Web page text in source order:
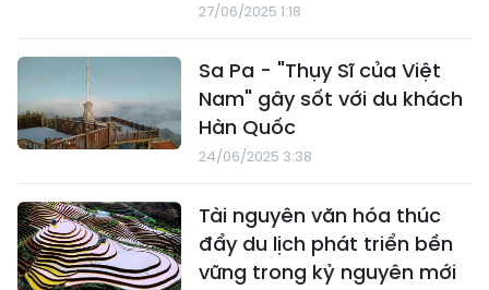
27/06/2025 1:18
Sa Pa - "Thụy Sĩ của Việt
Nam" gây sốt với du khách
Hàn Quốc
24/06/2025 3:38
Tài nguyên văn hóa thúc
đẩy du lịch phát triển bền
vững trong kỷ nguyên mới